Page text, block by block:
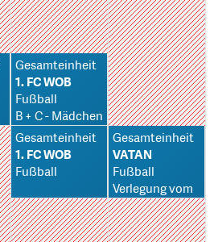
Gesamteinheit
1. FC WOB
Fußball
B + C - Mädchen
Gesamteinheit
1. FC WOB
Fußball
Gesamteinheit
VATAN
Fußball
Verlegung vom
D-Platz